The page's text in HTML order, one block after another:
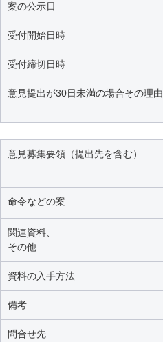
案の公示日
受付開始日時
受付締切日時
意見提出が30日未満の場合その理由
意見募集要領（提出先を含む）
命令などの案
関連資料、
その他
資料の入手方法
備考
問合せ先